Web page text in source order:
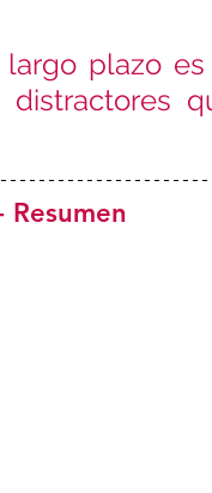
plazo
distractores
Resumen